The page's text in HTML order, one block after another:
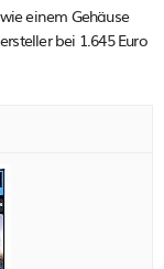
einem Gehäuse
bei 1.645 Euro